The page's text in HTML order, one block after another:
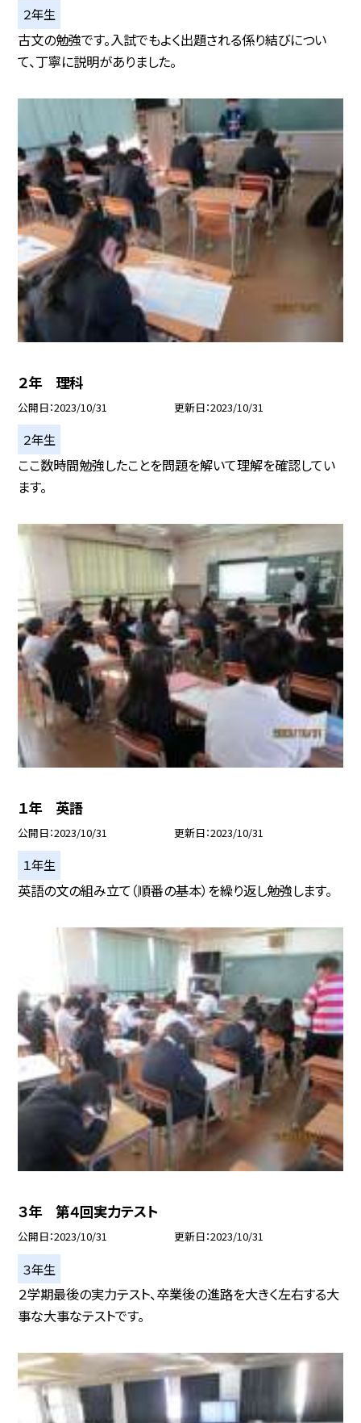
２年生
古文の勉強です。入試でもよく出題される係り結びについ
て、丁寧に説明がありました。
２年 理科
公開日 2023/10/31 更新日 2023/10/31
２年生
ここ数時間勉強したことを問題を解いて理解を確認してい
ます。
１年 英語
公開日 2023/10/31 更新日 2023/10/31
１年生
英語の文の組み立て（順番の基本）を繰り返し勉強します。
３年 第４回実力テスト
公開日 2023/10/31 更新日 2023/10/31
３年生
２学期最後の実力テスト、卒業後の進路を大きく左右する大
事な大事なテストです。